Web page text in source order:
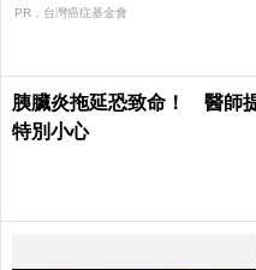
PR．台灣癌症基金會
胰臟炎拖延恐致命！ 醫師
特別小心